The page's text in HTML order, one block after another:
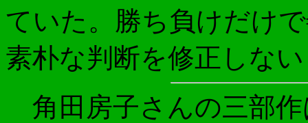
ていた。勝ち負けだけ
素朴な判断を修正しな
角田房子さんの三部